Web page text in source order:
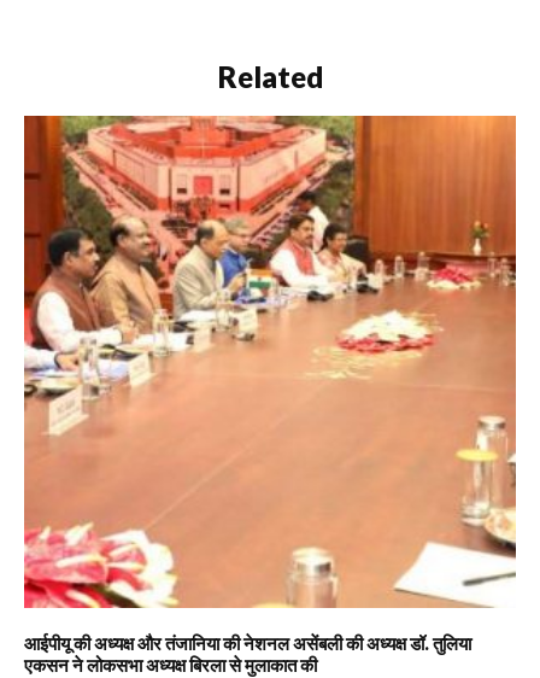
Related
आईपीयू की अध्यक्ष और तंजानिया की नेशनल असेंबली की अध्यक्ष डॉ. तुलिया
एकसन ने लोकसभा अध्यक्ष बिरला से मुलाकात की